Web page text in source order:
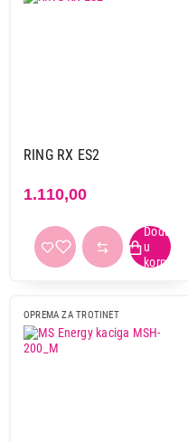
RING RX ES2
1.110,00
OPREMA ZA TROTINET